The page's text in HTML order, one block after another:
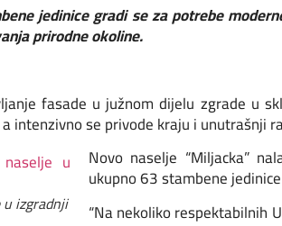
jedinice gradi se za potrebe
prirodne okoline.
fasade u južnom dijelu zgrade u
intenzivno se privode kraju i unutrašnji
u izgradnji
Novo naselje “Miljacka”
ukupno 63 stambene
“Na nekoliko respektabilnih